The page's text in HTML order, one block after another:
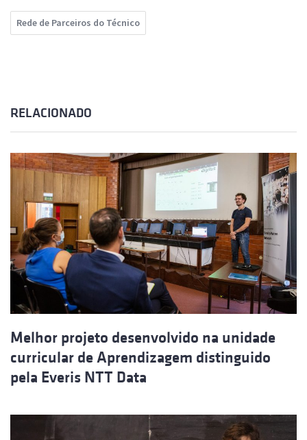
Rede de Parceiros do Técnico
RELACIONADO
Melhor projeto desenvolvido na unidade
curricular de Aprendizagem distinguido
pela Everis NTT Data